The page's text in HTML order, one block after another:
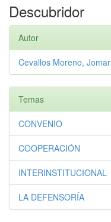
Descubridor
Autor
Cevallos Moreno, Jomar
Temas
CONVENIO
COOPERACIÓN
INTERINSTITUCIONAL
LA DEFENSORÍA